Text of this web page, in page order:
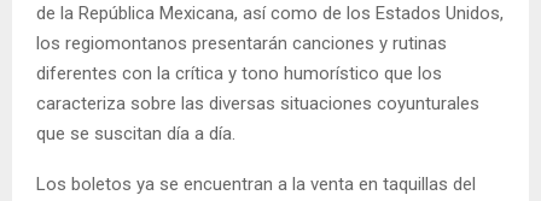
de la República Mexicana, así como de los Estados Unidos,
los regiomontanos presentarán canciones y rutinas
diferentes con la crítica y tono humorístico que los
caracteriza sobre las diversas situaciones coyunturales
que se suscitan día a día.
Los boletos ya se encuentran a la venta en taquillas del